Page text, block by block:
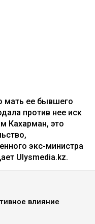
мать ее бывшего
против нее иск
Кахарман, это
экс-министра
Ulysmedia.kz.
влияние